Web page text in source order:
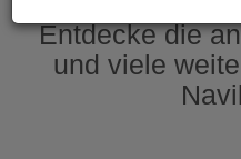
Entdecke die
und viele